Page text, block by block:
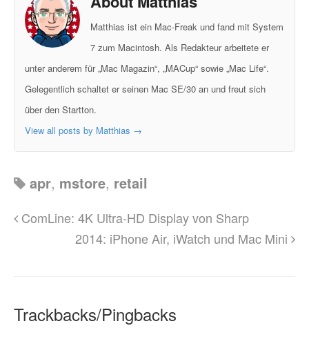
Matthias ist ein Mac-Freak und fand mit System
7 zum Macintosh. Als Redakteur arbeitete er
unter anderem für „Mac Magazin“, „MACup“ sowie „Mac Life“.
Gelegentlich schaltet er seinen Mac SE/30 an und freut sich
über den Startton.
View all posts by Matthias →
apr, mstore, retail
ComLine: 4K Ultra-HD Display von Sharp
2014: iPhone Air, iWatch und Mac Mini
Trackbacks/Pingbacks